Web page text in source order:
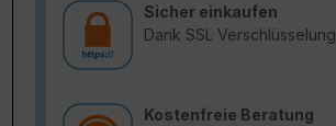
Sicher einkaufen
Dank SSL Verschlüsselung
Kostenfreie Beratung